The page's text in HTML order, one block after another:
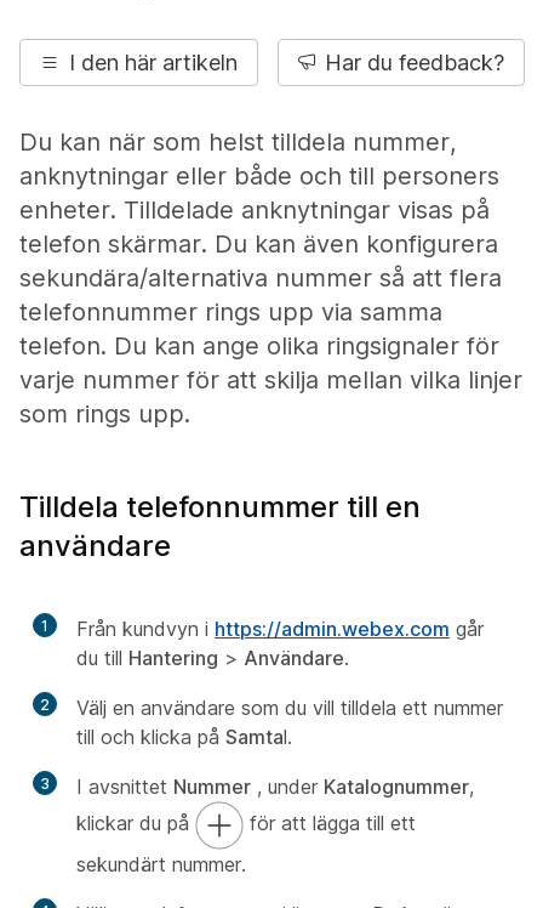
I den här artikeln Har du feedback?
Du kan när som helst tilldela nummer,
anknytningar eller både och till personers
enheter. Tilldelade anknytningar visas på
telefon skärmar. Du kan även konfigurera
sekundära/alternativa nummer så att flera
telefonnummer rings upp via samma
telefon. Du kan ange olika ringsignaler för
varje nummer för att skilja mellan vilka linjer
som rings upp.
Tilldela telefonnummer till en
användare
1 Från kundvyn i https://admin.webex.com går
du till Hantering > Användare.
2
Välj en användare som du vill tilldela ett nummer
till och klicka på Samtal.
3 I avsnittet Nummer , under Katalognummer,
klickar du på
för att lägga till ett
sekundärt nummer.